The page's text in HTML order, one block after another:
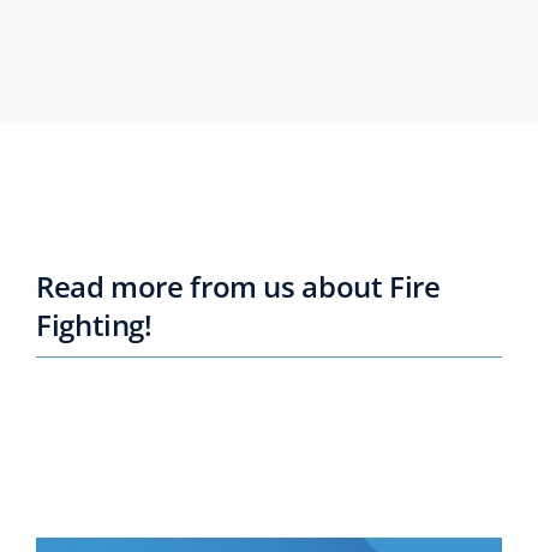
Read more from us about Fire
Fighting!